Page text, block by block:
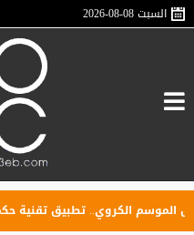
السبت2026-08-08
الكروي.. تطبيق تقنية حكم